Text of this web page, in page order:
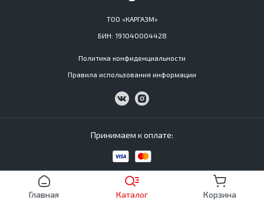
Главная Каталог Корзина
ТОО «КАРГАЗМ»
БИН: 191040004428
Политика конфиденциальности
Правила использования информации
Cargasm © All Rights Reserved 2016−2026
Принимаем к оплате: